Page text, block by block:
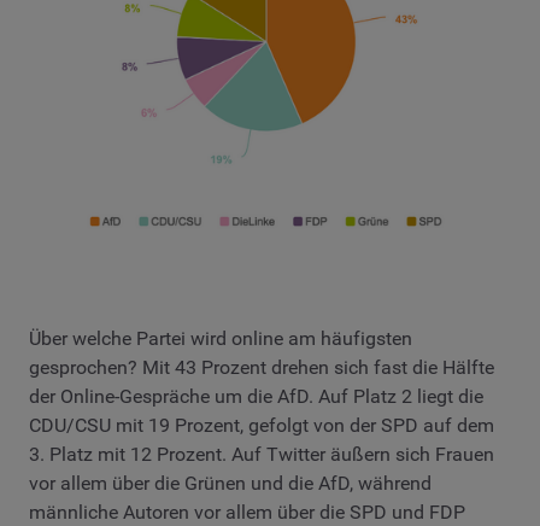
Über welche Partei wird online am häufigsten
gesprochen? Mit 43 Prozent drehen sich fast die Hälfte
der Online-Gespräche um die AfD. Auf Platz 2 liegt die
CDU/CSU mit 19 Prozent, gefolgt von der SPD auf dem
3. Platz mit 12 Prozent. Auf Twitter äußern sich Frauen
vor allem über die Grünen und die AfD, während
männliche Autoren vor allem über die SPD und FDP